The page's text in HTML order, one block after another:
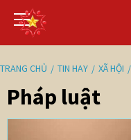
TRANG CHỦ TIN HAY XÃ HỘI
Pháp luật